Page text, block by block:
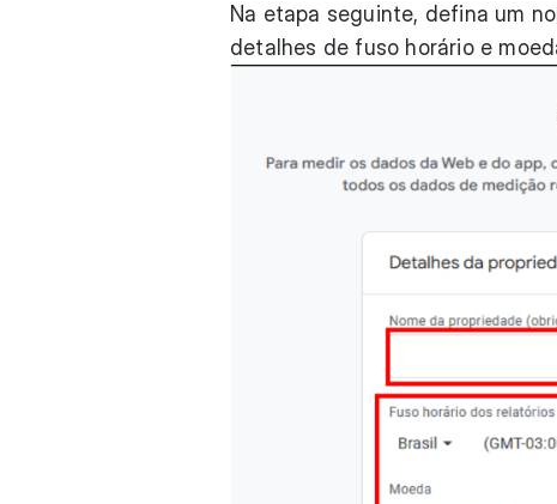
Na etapa seguinte, defina um
detalhes de fuso horário e